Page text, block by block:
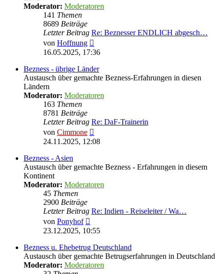
Moderator: Moderatoren
141 Themen
8689 Beiträge
Letzter Beitrag Re: Beznesser ENDLICH abgesch…
von Hoffnung
Beitrag
16.05.2025, 17:36
Bezness - übrige Länder
Austausch über gemachte Bezness-Erfahrungen in diesen
Ländern
Moderator: Moderatoren
163 Themen
8781 Beiträge
Letzter Beitrag Re: DaF-Trainerin
von Cimmone
Beitrag
24.11.2025, 12:08
Bezness - Asien
Austausch über gemachte Bezness - Erfahrungen in diesem
Kontinent
Moderator: Moderatoren
45 Themen
2900 Beiträge
Letzter Beitrag Re: Indien - Reiseleiter / Wa…
von Ponyhof
Beitrag
23.12.2025, 10:55
Bezness u. Ehebetrug Deutschland
Austausch über gemachte Betrugserfahrungen in Deutschland
Moderator: Moderatoren